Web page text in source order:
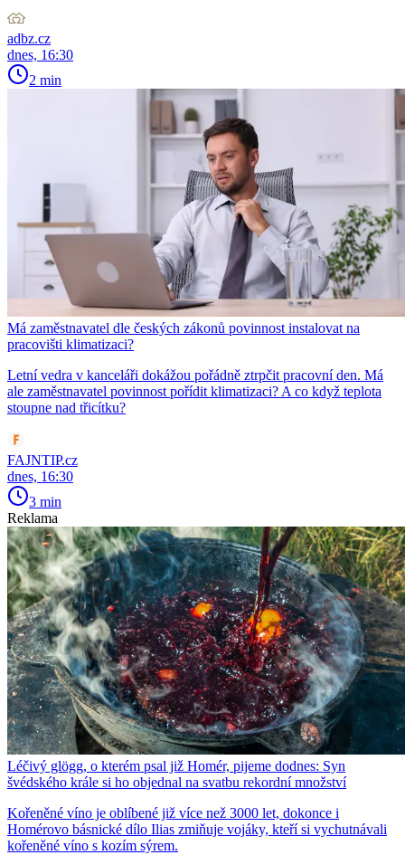
adbz.cz
dnes, 16:30
2 min
Má zaměstnavatel dle českých zákonů povinnost instalovat na
pracovišti klimatizaci?
Letní vedra v kanceláři dokážou pořádně ztrpčit pracovní den. Má
ale zaměstnavatel povinnost pořídit klimatizaci? A co když teplota
stoupne nad třicítku?
FAJNTIP.cz
dnes, 16:30
3 min
Reklama
Léčivý glögg, o kterém psal již Homér, pijeme dodnes: Syn
švédského krále si ho objednal na svatbu rekordní množství
Kořeněné víno je oblíbené již více než 3000 let, dokonce i
Homérovo básnické dílo Ilias zmiňuje vojáky, kteří si vychutnávali
kořeněné víno s kozím sýrem.